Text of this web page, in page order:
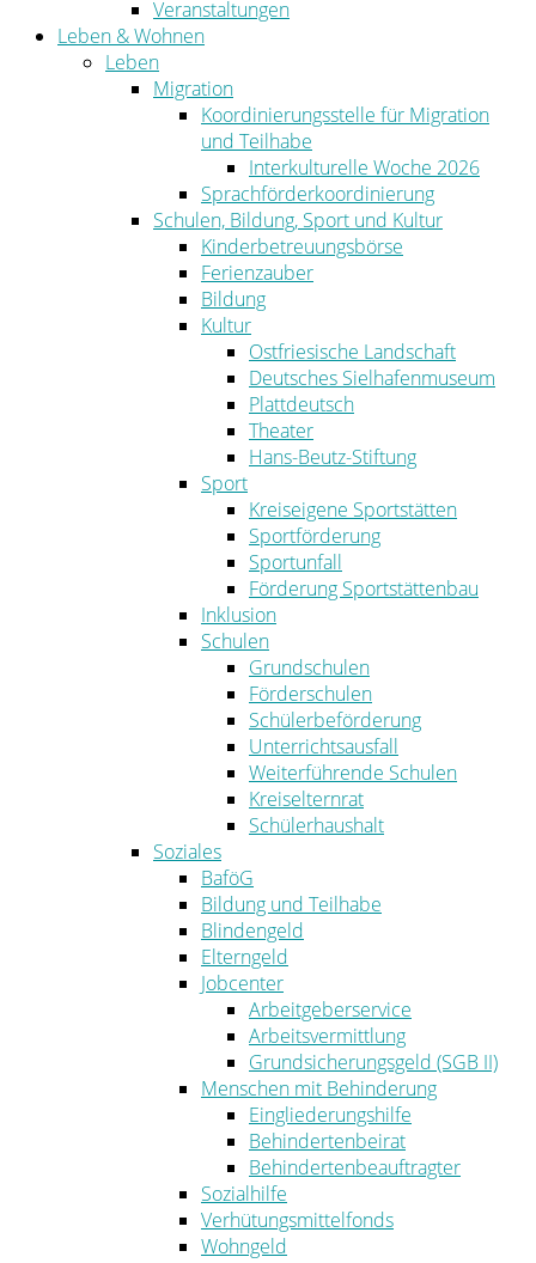
Veranstaltungen
Leben & Wohnen
Leben
Migration
Koordinierungsstelle für Migration
und Teilhabe
Interkulturelle Woche 2026
Sprachförderkoordinierung
Schulen, Bildung, Sport und Kultur
Kinderbetreuungsbörse
Ferienzauber
Bildung
Kultur
Ostfriesische Landschaft
Deutsches Sielhafenmuseum
Plattdeutsch
Theater
Hans-Beutz-Stiftung
Sport
Kreiseigene Sportstätten
Sportförderung
Sportunfall
Förderung Sportstättenbau
Inklusion
Schulen
Grundschulen
Förderschulen
Schülerbeförderung
Unterrichtsausfall
Weiterführende Schulen
Kreiselternrat
Schülerhaushalt
Soziales
BaföG
Bildung und Teilhabe
Blindengeld
Elterngeld
Jobcenter
Arbeitgeberservice
Arbeitsvermittlung
Grundsicherungsgeld (SGB II)
Menschen mit Behinderung
Eingliederungshilfe
Behindertenbeirat
Behindertenbeauftragter
Sozialhilfe
Verhütungsmittelfonds
Wohngeld